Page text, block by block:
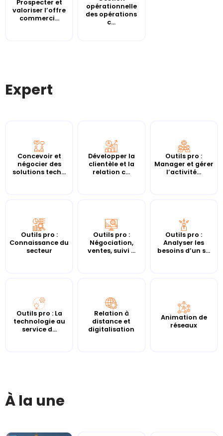
Prospecter et
valoriser l’offre
commerci...
opérationnelle
des opérations
c...
Expert
Concevoir et
négocier des
solutions tech...
Développer la
clientèle et la
relation c...
Outils pro :
Manager et gérer
l’activité...
Outils pro :
Connaissance du
secteur
Outils pro :
Négociation,
ventes, suivi ...
Outils pro :
Analyser les
besoins d’un s...
Outils pro : La
technologie au
service d...
Relation à
distance et
digitalisation
Animation de
réseaux
À la une